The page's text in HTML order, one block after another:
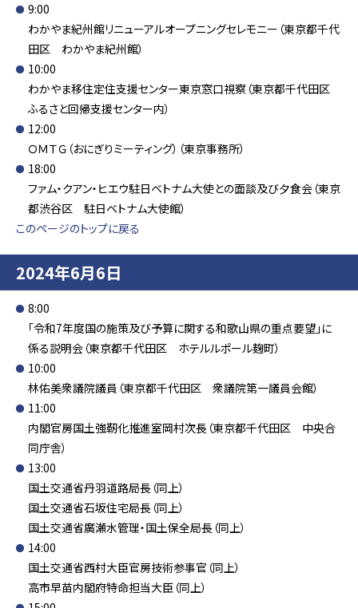
9:00
わかやま紀州館リニューアルオープニングセレモニー（東京都千代
田区 わかやま紀州館）
10:00
わかやま移住定住支援センター東京窓口視察（東京都千代田区
ふるさと回帰支援センター内）
12:00
ＯＭＴＧ（おにぎりミーティング）（東京事務所）
18:00
ファム・クアン・ヒエウ駐日ベトナム大使との面談及び夕食会（東京
都渋谷区 駐日ベトナム大使館）
このページのトップに戻る
2024年6月6日
8:00
「令和7年度国の施策及び予算に関する和歌山県の重点要望」に
係る説明会（東京都千代田区 ホテルルポール麹町）
10:00
林佑美衆議院議員（東京都千代田区 衆議院第一議員会館）
11:00
内閣官房国土強靭化推進室岡村次長（東京都千代田区 中央合
同庁舎）
13:00
国土交通省丹羽道路局長（同上）
国土交通省石坂住宅局長（同上）
国土交通省廣瀬水管理・国土保全局長（同上）
14:00
国土交通省西村大臣官房技術参事官（同上）
高市早苗内閣府特命担当大臣（同上）